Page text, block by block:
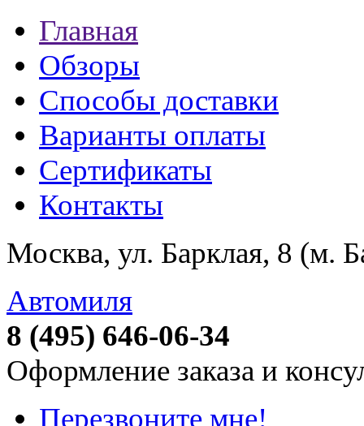
Главная
Обзоры
Способы доставки
Варианты оплаты
Сертификаты
Контакты
Москва, ул. Барклая, 8 (м.
Автомиля
8 (495) 646-06-34
Оформление заказа и
Перезвоните мне!